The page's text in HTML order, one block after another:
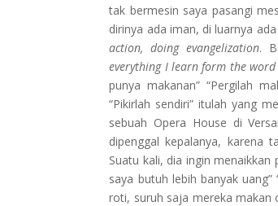
tak bermesin saya pasangi
dirinya ada iman, di luarnya
action, doing evangelization.
everything I learn form the
punya makanan” “Pergilah
“Pikirlah sendiri” itulah yang
sebuah Opera House di
dipenggal kepalanya, karena
Suatu kali, dia ingin menaikkan
saya butuh lebih banyak
roti, suruh saja mereka makan